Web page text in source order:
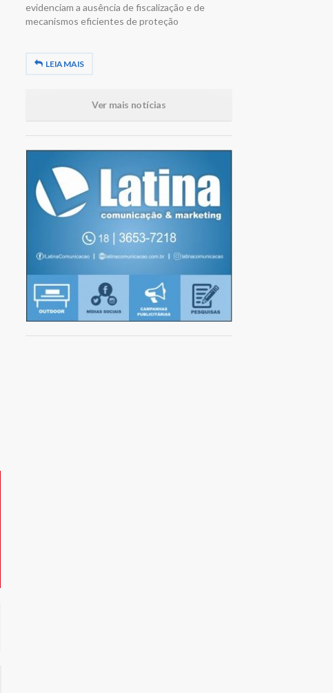
evidenciam a ausência de fiscalização e de
mecanismos eficientes de proteção
LEIA MAIS
Ver mais notícias